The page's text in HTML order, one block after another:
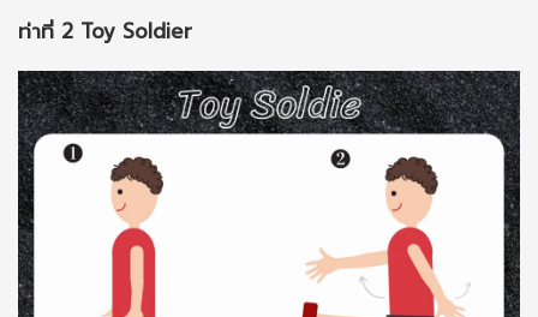
ท่าที่ 2 Toy Soldier